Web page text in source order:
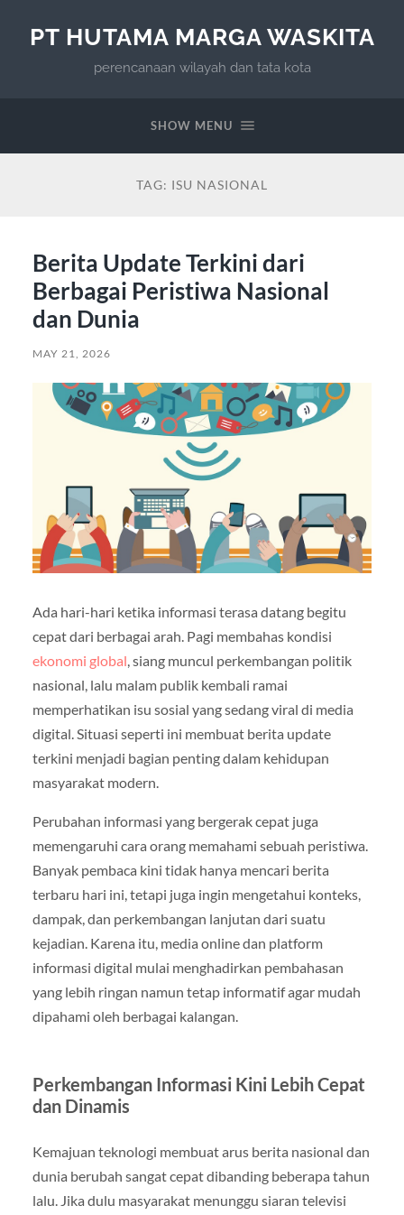
PT HUTAMA MARGA WASKITA
perencanaan wilayah dan tata kota
SHOW MENU
TAG: ISU NASIONAL
Berita Update Terkini dari
Berbagai Peristiwa Nasional
dan Dunia
MAY 21, 2026
Ada hari-hari ketika informasi terasa datang begitu
cepat dari berbagai arah. Pagi membahas kondisi
ekonomi global, siang muncul perkembangan politik
nasional, lalu malam publik kembali ramai
memperhatikan isu sosial yang sedang viral di media
digital. Situasi seperti ini membuat berita update
terkini menjadi bagian penting dalam kehidupan
masyarakat modern.
Perubahan informasi yang bergerak cepat juga
memengaruhi cara orang memahami sebuah peristiwa.
Banyak pembaca kini tidak hanya mencari berita
terbaru hari ini, tetapi juga ingin mengetahui konteks,
dampak, dan perkembangan lanjutan dari suatu
kejadian. Karena itu, media online dan platform
informasi digital mulai menghadirkan pembahasan
yang lebih ringan namun tetap informatif agar mudah
dipahami oleh berbagai kalangan.
Perkembangan Informasi Kini Lebih Cepat
dan Dinamis
Kemajuan teknologi membuat arus berita nasional dan
dunia berubah sangat cepat dibanding beberapa tahun
lalu. Jika dulu masyarakat menunggu siaran televisi